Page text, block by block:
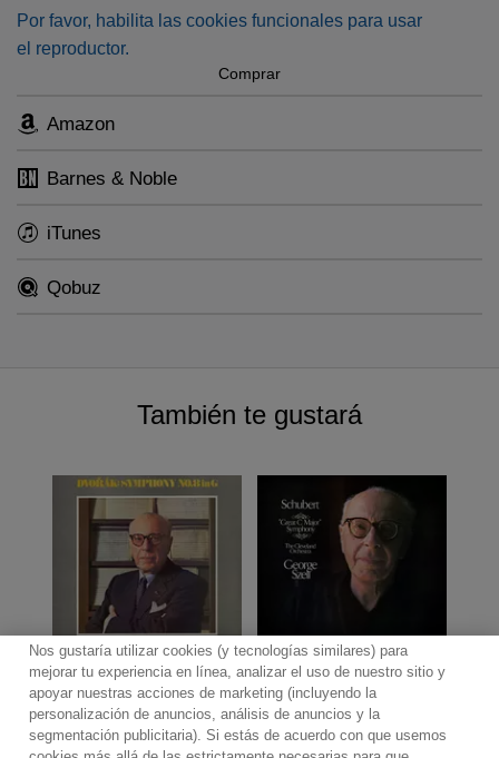
Por favor, habilita las cookies funcionales para usar
el reproductor.
Comprar
Amazon
Barnes & Noble
iTunes
Qobuz
También te gustará
Nos gustaría utilizar cookies (y tecnologías similares) para
mejorar tu experiencia en línea, analizar el uso de nuestro sitio y
apoyar nuestras acciones de marketing (incluyendo la
personalización de anuncios, análisis de anuncios y la
segmentación publicitaria). Si estás de acuerdo con que usemos